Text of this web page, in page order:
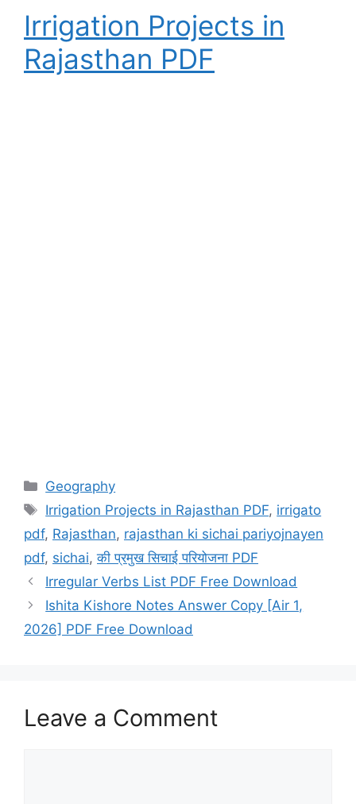
Irrigation Projects in
Rajasthan PDF
Categories
Geography
Tags
Irrigation Projects in Rajasthan PDF, irrigato
pdf, Rajasthan, rajasthan ki sichai pariyojnayen
pdf, sichai,की प्रमुख सिचाई परियोजना PDF
Irregular Verbs List PDF Free Download
Ishita Kishore Notes Answer Copy [Air 1,
2026] PDF Free Download
Leave a Comment